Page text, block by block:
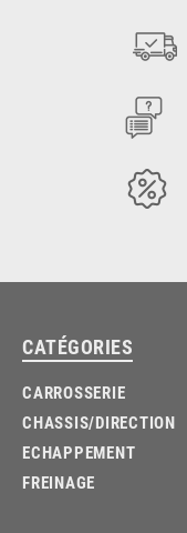
CATÉGORIES
CARROSSERIE
CHASSIS/DIRECTION
ECHAPPEMENT
FREINAGE